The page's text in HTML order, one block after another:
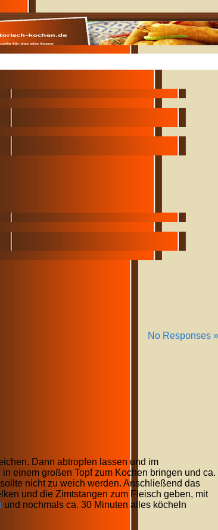
No Responses »
Dann abtropfen lassen und im
einem großen Topf zum Kochen bringen und ca.
nicht zu weich werden. Anschließend das
und die Zimtstangen zum Fleisch geben, mit
und nochmals ca. 30 Minuten alles köcheln